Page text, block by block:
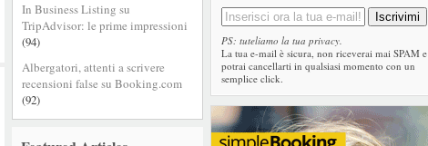
In Business Listing su
TripAdvisor: le prime impressioni
(94)
Albergatori, attenti a scrivere
recensioni false su Booking.com
(92)
PS: tuteliamo la tua privacy.
La tua e-mail è sicura, non riceverai mai SPAM e
potrai cancellarti in qualsiasi momento con un
semplice click.